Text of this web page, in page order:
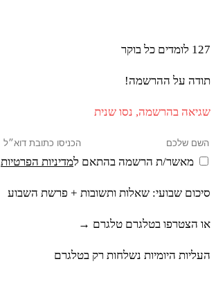
127 לומדים כל בוקר
תודה על ההרשמה!
שגיאה בהרשמה, נסו שנית
מאשר/ת הרשמה בהתאם למדיניות הפרטיות
סיכום שבועי: שאלות ותשובות + פרשת השבוע
או הצטרפו בטלגרם טלגרם →
העליות היומיות נשלחות רק בטלגרם